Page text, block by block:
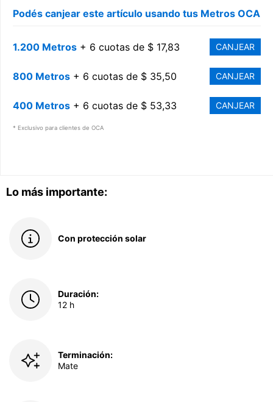
Lo más importante:
Con protección solar
Duración:
12 h
Terminación:
Mate
Podés canjear este artículo usando tus Metros OCA
1.200 Metros + 6 cuotas de $ 17,83 CANJEAR
800 Metros + 6 cuotas de $ 35,50 CANJEAR
400 Metros + 6 cuotas de $ 53,33 CANJEAR
* Exclusivo para clientes de OCA